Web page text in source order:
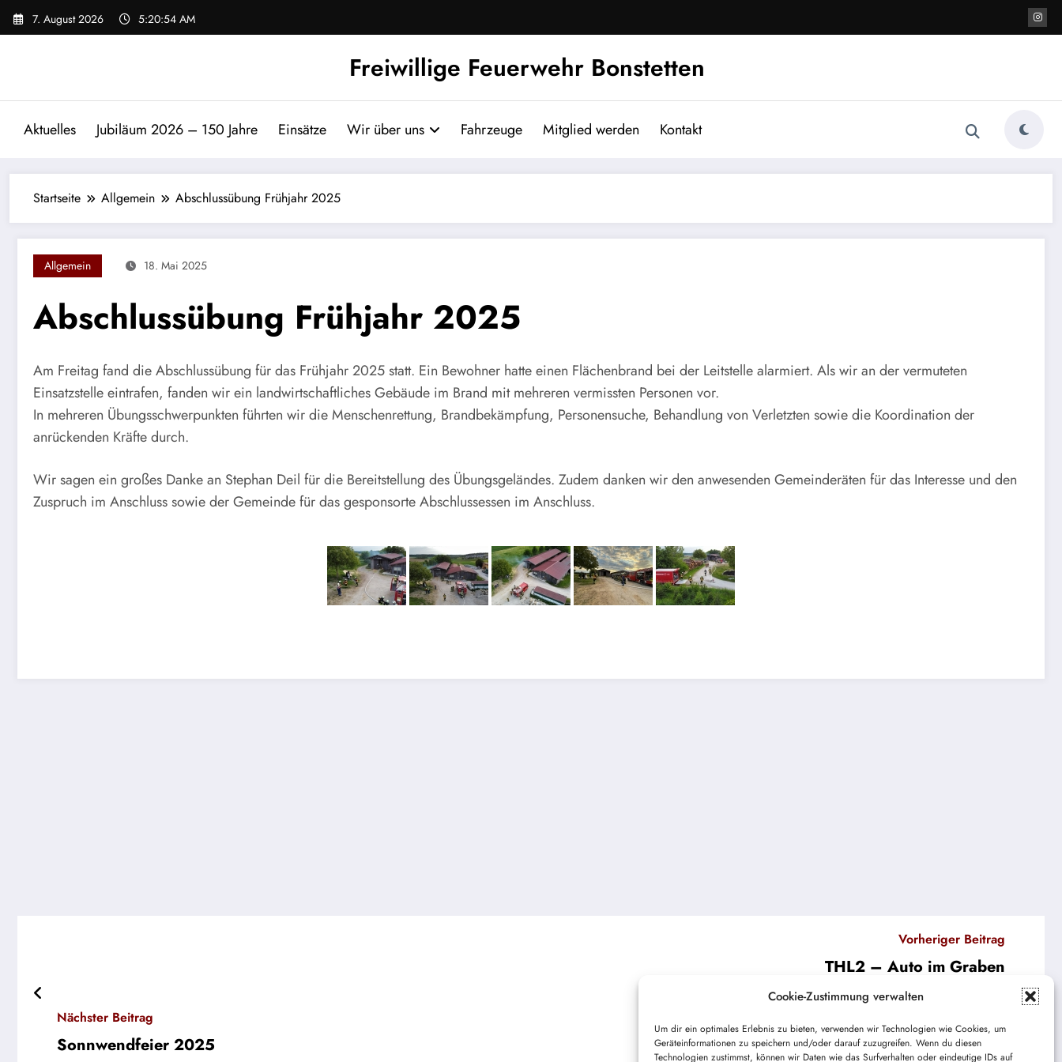
Cookie-Zustimmung verwalten
Um dir ein optimales Erlebnis zu bieten, verwenden wir Technologien wie Cookies, um
Geräteinformationen zu speichern und/oder darauf zuzugreifen. Wenn du diesen
Technologien zustimmst, können wir Daten wie das Surfverhalten oder eindeutige IDs auf
Zum
Inhalt
7. August 2026 5:20:54 AM
Freiwillige Feuerwehr Bonstetten
Aktuelles Jubiläum 2026 – 150 Jahre Einsätze Wir über uns Fahrzeuge Mitglied werden Kontakt
Startseite Allgemein Abschlussübung Frühjahr 2025
Allgemein 18. Mai 2025
Abschlussübung Frühjahr 2025
Am Freitag fand die Abschlussübung für das Frühjahr 2025 statt. Ein Bewohner hatte einen Flächenbrand bei der Leitstelle alarmiert. Als wir an der vermuteten
Einsatzstelle eintrafen, fanden wir ein landwirtschaftliches Gebäude im Brand mit mehreren vermissten Personen vor.
In mehreren Übungsschwerpunkten führten wir die Menschenrettung, Brandbekämpfung, Personensuche, Behandlung von Verletzten sowie die Koordination der
anrückenden Kräfte durch.
Wir sagen ein großes Danke an Stephan Deil für die Bereitstellung des Übungsgeländes. Zudem danken wir den anwesenden Gemeinderäten für das Interesse und den
Zuspruch im Anschluss sowie der Gemeinde für das gesponsorte Abschlussessen im Anschluss.
Vorheriger Beitrag
THL2 – Auto im Graben
Nächster Beitrag
Sonnwendfeier 2025